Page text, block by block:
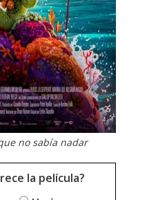
no sabía nadar
la película?